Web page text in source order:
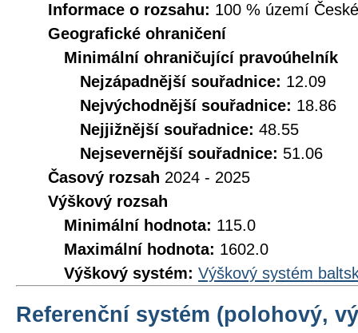
Informace o rozsahu: 100 % území
Geografické ohraničení
Minimální ohraničující pravoúhelník
Nejzápadnější souřadnice: 12.09
Nejvýchodnější souřadnice: 18.86
Nejjižnější souřadnice: 48.55
Nejsevernější souřadnice: 51.06
Časový rozsah 2024 - 2025
Výškový rozsah
Minimální hodnota: 115.0
Maximální hodnota: 1602.0
Výškový systém: Výškový systém
Referenční systém (polohový,